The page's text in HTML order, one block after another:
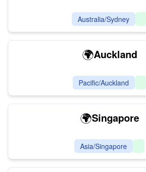
Australia/Sydney
🌍Auckland
Pacific/Auckland
🌍Singapore
Asia/Singapore